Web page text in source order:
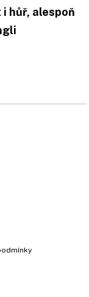
hůř, alespoň